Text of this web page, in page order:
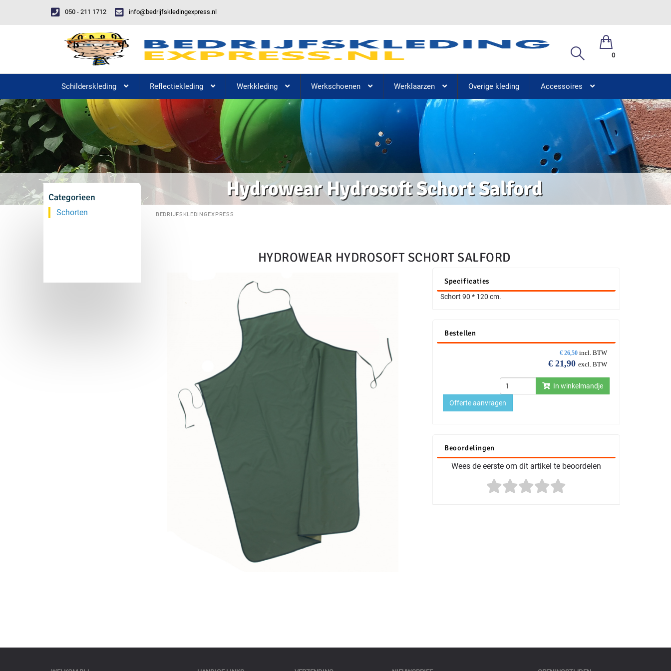
050 - 211 1712 info@bedrijfskledingexpress.nl
0
Schilderskleding Reflectiekleding Werkkleding Werkschoenen Werklaarzen Overige kleding Accessoires
Hydrowear Hydrosoft Schort Salford
BEDRIJFSKLEDINGEXPRESS
HYDROWEAR HYDROSOFT SCHORT SALFORD
Specificaties
Schort 90 * 120 cm.
Bestellen
€ 26,50 incl. BTW
€ 21,90 excl. BTW
In winkelmandje
Offerte aanvragen
Beoordelingen
Wees de eerste om dit artikel te beoordelen
Categorieen
Schorten